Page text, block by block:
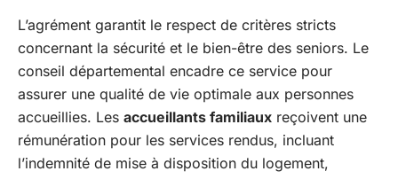
L’agrément garantit le respect de critères stricts
concernant la sécurité et le bien-être des seniors. Le
conseil départemental encadre ce service pour
assurer une qualité de vie optimale aux personnes
accueillies. Les accueillants familiaux reçoivent une
rémunération pour les services rendus, incluant
l’indemnité de mise à disposition du logement,